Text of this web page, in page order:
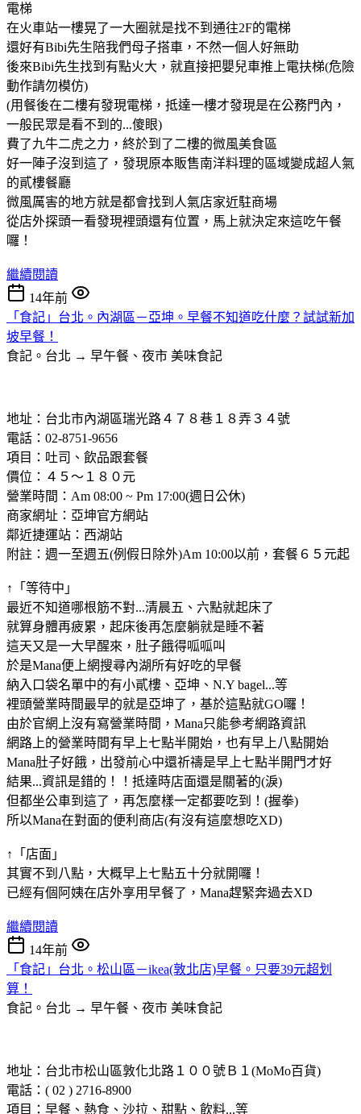
電梯
在火車站一樓晃了一大圈就是找不到通往2F的電梯
還好有Bibi先生陪我們母子搭車，不然一個人好無助
後來Bibi先生找到有點火大，就直接把嬰兒車推上電扶梯(危險
動作請勿模仿)
(用餐後在二樓有發現電梯，抵達一樓才發現是在公務門內，
一般民眾是看不到的...傻眼)
費了九牛二虎之力，終於到了二樓的微風美食區
好一陣子沒到這了，發現原本販售南洋料理的區域變成超人氣
的貳樓餐廳
微風厲害的地方就是都會找到人氣店家近駐商場
從店外探頭一看發現裡頭還有位置，馬上就決定來這吃午餐
囉！
繼續閱讀
14年前
「食記」台北。內湖區－亞坤。早餐不知道吃什麼？試試新加
坡早餐！
食記。台北 → 早午餐、夜市 美味食記
地址：台北市內湖區瑞光路４７８巷１８弄３４號
電話：02-8751-9656
項目：吐司、飲品跟套餐
價位：４５～１８０元
營業時間：Am 08:00 ~ Pm 17:00(週日公休)
商家網址：亞坤官方網站
鄰近捷運站：西湖站
附註：週一至週五(例假日除外)Am 10:00以前，套餐６５元起
↑「等待中」
最近不知道哪根筋不對...清晨五、六點就起床了
就算身體再疲累，起床後再怎麼躺就是睡不著
這天又是一大早醒來，肚子餓得呱呱叫
於是Mana便上網搜尋內湖所有好吃的早餐
納入口袋名單中的有小貳樓、亞坤、N.Y bagel...等
裡頭營業時間最早的就是亞坤了，基於這點就GO囉！
由於官網上沒有寫營業時間，Mana只能參考網路資訊
網路上的營業時間有早上七點半開始，也有早上八點開始
Mana肚子好餓，出發前心中還祈禱是早上七點半開門才好
結果...資訊是錯的！！抵達時店面還是關著的(淚)
但都坐公車到這了，再怎麼樣一定都要吃到！(握拳)
所以Mana在對面的便利商店(有沒有這麼想吃XD)
↑「店面」
其實不到八點，大概早上七點五十分就開囉！
已經有個阿姨在店外享用早餐了，Mana趕緊奔過去XD
繼續閱讀
14年前
「食記」台北。松山區－ikea(敦北店)早餐。只要39元超划
算！
食記。台北 → 早午餐、夜市 美味食記
地址：台北市松山區敦化北路１００號Ｂ１(MoMo百貨)
電話：( 02 ) 2716-8900
項目：早餐、熱食、沙拉、甜點、飲料...等